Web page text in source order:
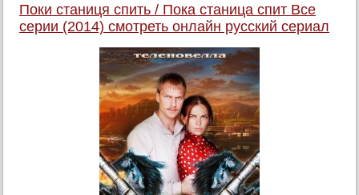
Поки станиця спить / Пока станица спит Все
серии (2014) смотреть онлайн русский сериал